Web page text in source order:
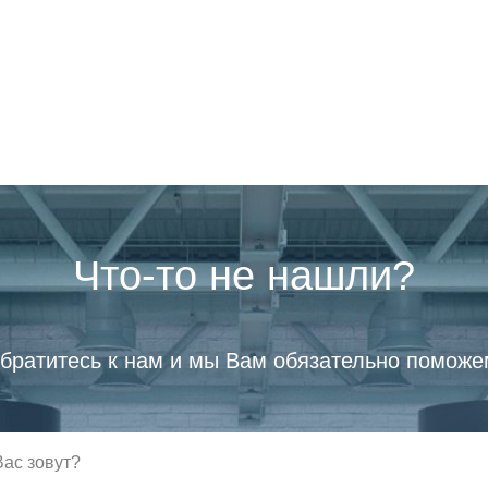
Что-то не нашли?
к нам и мы Вам обязательно